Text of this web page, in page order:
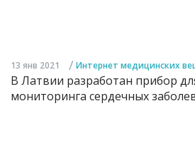
13 янв 2021 / Интернет медицинских
В Латвии разработан прибор
мониторинга сердечных